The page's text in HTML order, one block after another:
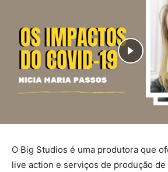
O Big Studios é uma produtora que
live action e serviços de produção